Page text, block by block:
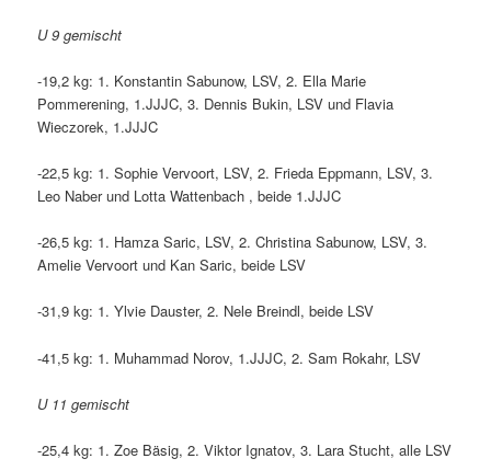
U 9 gemischt
-19,2 kg: 1. Konstantin Sabunow, LSV, 2. Ella Marie
Pommerening, 1.JJJC, 3. Dennis Bukin, LSV und Flavia
Wieczorek, 1.JJJC
-22,5 kg: 1. Sophie Vervoort, LSV, 2. Frieda Eppmann, LSV, 3.
Leo Naber und Lotta Wattenbach , beide 1.JJJC
-26,5 kg: 1. Hamza Saric, LSV, 2. Christina Sabunow, LSV, 3.
Amelie Vervoort und Kan Saric, beide LSV
-31,9 kg: 1. Ylvie Dauster, 2. Nele Breindl, beide LSV
-41,5 kg: 1. Muhammad Norov, 1.JJJC, 2. Sam Rokahr, LSV
U 11 gemischt
-25,4 kg: 1. Zoe Bäsig, 2. Viktor Ignatov, 3. Lara Stucht, alle LSV